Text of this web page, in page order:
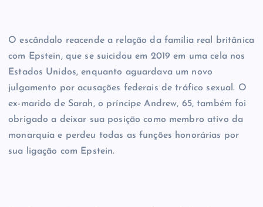
O escândalo reacende a relação da família real britânica
com Epstein, que se suicidou em 2019 em uma cela nos
Estados Unidos, enquanto aguardava um novo
julgamento por acusações federais de tráfico sexual. O
ex-marido de Sarah, o príncipe Andrew, 65, também foi
obrigado a deixar sua posição como membro ativo da
monarquia e perdeu todas as funções honorárias por
sua ligação com Epstein.